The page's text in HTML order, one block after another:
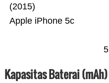
Apple iPhone 5c
(2015)
5
Kapasitas Baterai (mAh)